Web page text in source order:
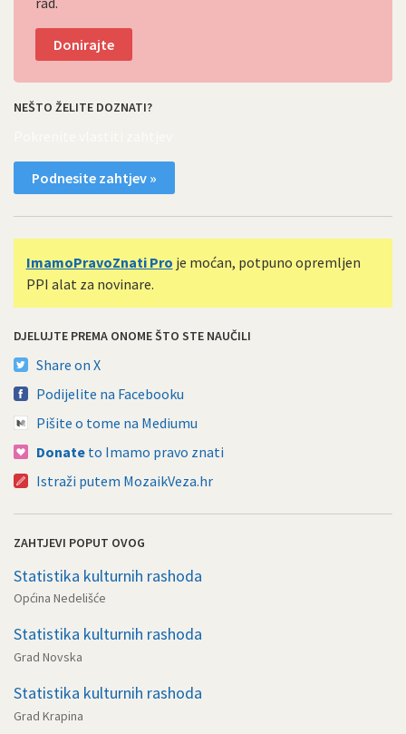
Donirajte
NEŠTO ŽELITE DOZNATI?
Podnesite zahtjev »
ImamoPravoZnati Pro je moćan, potpuno opremljen
PPI alat za novinare.
DJELUJTE PREMA ONOME ŠTO STE NAUČILI
Share on X
Podijelite na Facebooku
Pišite o tome na Mediumu
Donate to Imamo pravo znati
Istraži putem MozaikVeza.hr
ZAHTJEVI POPUT OVOG
Statistika kulturnih rashoda
Općina Nedelišće
Statistika kulturnih rashoda
Grad Novska
Statistika kulturnih rashoda
Grad Krapina